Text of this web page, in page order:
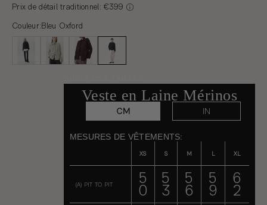
Prix de détail traditionnel: €399
Couleur:Bleu Oxford
Veste en Laine Mérinos
CM IN
MESURES DE VÊTEMENTS:
XS S M L XL
(A) PIT TO PIT 5
0
5
3
5
6
5
9
6
2